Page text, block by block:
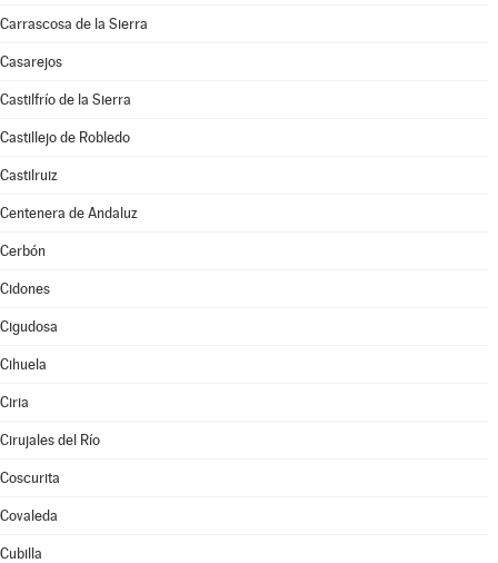
Carrascosa de la Sierra
Casarejos
Castilfrío de la Sierra
Castillejo de Robledo
Castilruiz
Centenera de Andaluz
Cerbón
Cidones
Cigudosa
Cihuela
Ciria
Cirujales del Río
Coscurita
Covaleda
Cubilla